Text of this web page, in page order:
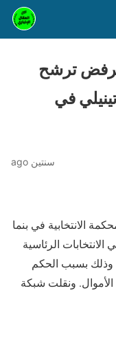
ترفض ترشح
في
سنتين ago
الانتخابية في بنما
الرئاسية
في 5 مايو القادم، وذلك بسبب الحكم
غسل الأموال. ونقلت شبكة